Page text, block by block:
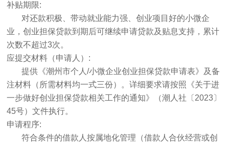
补贴期限:
对还款积极、带动就业能力强、创业项目好的小微企
业，创业担保贷款到期后可继续申请贷款及贴息支持，累计
次数不超过3次。
应提交材料（申请人）:
提供《潮州市个人/小微企业创业担保贷款申请表》及备
注材料（所需材料均一式三份）。详细要求请按照《关于进
一步做好创业担保贷款相关工作的通知》（潮人社〔2023〕
45号）文件执行。
申请程序:
符合条件的借款人按属地化管理（借款人合伙经营或创